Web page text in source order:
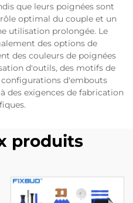
que leurs poignées sont
optimal du couple et un
utilisation prolongée. Le
des options de
des couleurs de poignées
d'outils, des motifs de
d'embouts
des exigences de fabrication
produits